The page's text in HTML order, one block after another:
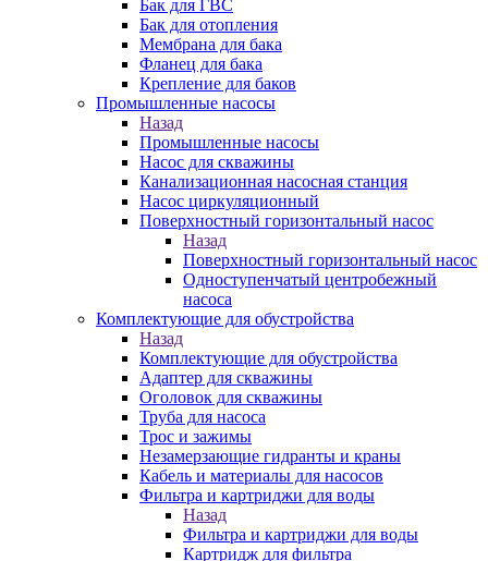
Бак для ГВС
Бак для отопления
Мембрана для бака
Фланец для бака
Крепление для баков
Промышленные насосы
Назад
Промышленные насосы
Насос для скважины
Канализационная насосная станция
Насос циркуляционный
Поверхностный горизонтальный насос
Назад
Поверхностный горизонтальный насос
Одноступенчатый центробежный
насоса
Комплектующие для обустройства
Назад
Комплектующие для обустройства
Адаптер для скважины
Оголовок для скважины
Труба для насоса
Трос и зажимы
Незамерзающие гидранты и краны
Кабель и материалы для насосов
Фильтра и картриджи для воды
Назад
Фильтра и картриджи для воды
Картридж для фильтра